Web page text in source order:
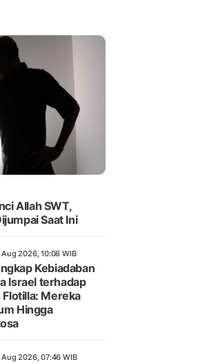
Allah SWT,
Saat Ini
Aug 2026, 10:08 WIB
Kebiadaban
Israel terhadap
Mereka
Hingga
Aug 2026, 07:46 WIB